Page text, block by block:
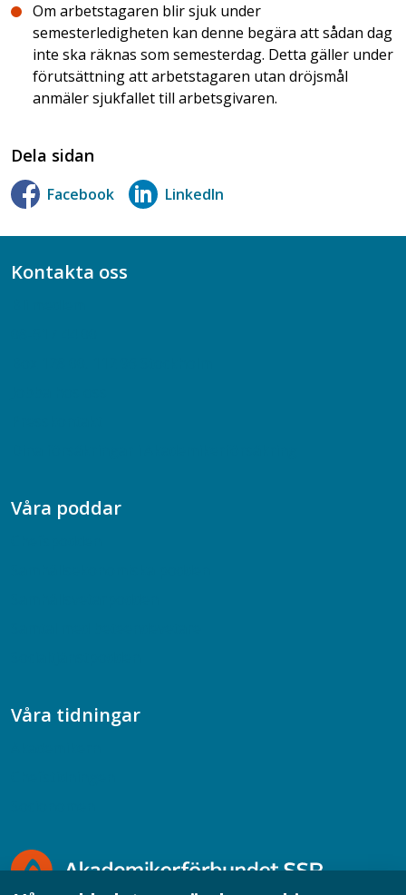
Om arbetstagaren blir sjuk under
semesterledigheten kan denne begära att sådan dag
inte ska räknas som semesterdag. Detta gäller under
förutsättning att arbetstagaren utan dröjsmål
anmäler sjukfallet till arbetsgivaren.
Dela sidan
Facebook LinkedIn
Kontakta oss
Våra poddar
Våra tidningar